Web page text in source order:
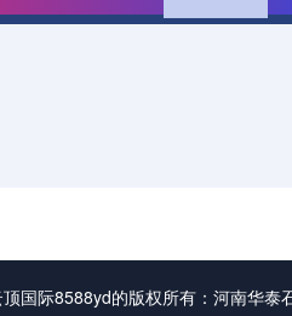
国际8588yd的版权所有：河南华